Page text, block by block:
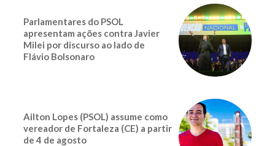
Parlamentares do PSOL
apresentam ações contra Javier
Milei por discurso ao lado de
Flávio Bolsonaro
Ailton Lopes (PSOL) assume como
vereador de Fortaleza (CE) a partir
de 4 de agosto